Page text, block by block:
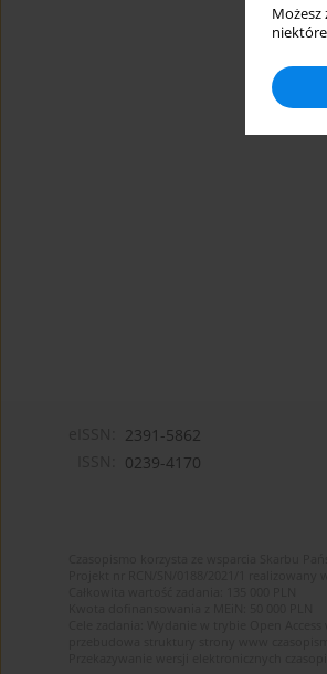
Możesz
2391-5862
0239-4170